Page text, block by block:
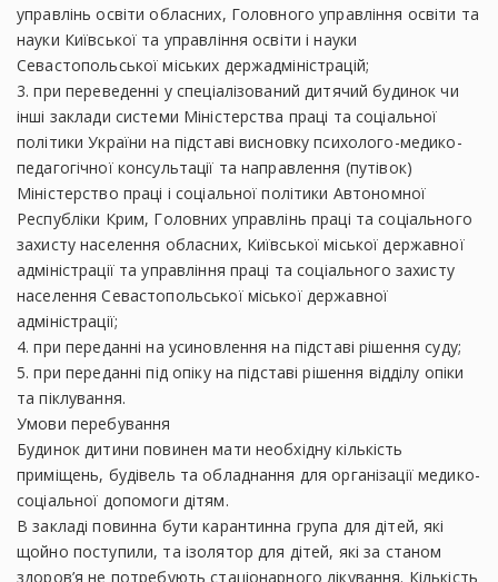
управлінь освіти обласних, Головного управління освіти та
науки Київської та управління освіти і науки
Севастопольської міських держадміністрацій;
3. при переведенні у спеціалізований дитячий будинок чи
інші заклади системи Міністерства праці та соціальної
політики України на підставі висновку психолого-медико-
педагогічної консультації та направлення (путівок)
Міністерство праці і соціальної політики Автономної
Республіки Крим, Головних управлінь праці та соціального
захисту населення обласних, Київської міської державної
адміністрації та управління праці та соціального захисту
населення Севастопольської міської державної
адміністрації;
4. при переданні на усиновлення на підставі рішення суду;
5. при переданні під опіку на підставі рішення відділу опіки
та піклування.
Умови перебування
Будинок дитини повинен мати необхідну кількість
приміщень, будівель та обладнання для організації медико-
соціальної допомоги дітям.
В закладі повинна бути карантинна група для дітей, які
щойно поступили, та ізолятор для дітей, які за станом
здоров’я не потребують стаціонарного лікування. Кількість